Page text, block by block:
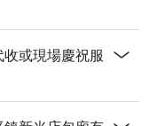
或現場慶祝服